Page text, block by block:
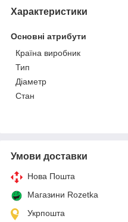
Характеристики
Основні атрибути
Країна виробник
Тип
Діаметр
Стан
Умови доставки
Нова Пошта
Магазини Rozetka
Укрпошта